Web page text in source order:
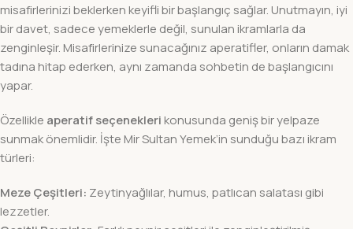
misafirlerinizi beklerken keyifli bir başlangıç sağlar. Unutmayın, iyi
bir davet, sadece yemeklerle değil, sunulan ikramlarla da
zenginleşir. Misafirlerinize sunacağınız aperatifler, onların damak
tadına hitap ederken, aynı zamanda sohbetin de başlangıcını
yapar.
Özellikle aperatif seçenekleri konusunda geniş bir yelpaze
sunmak önemlidir. İşte Mir Sultan Yemek’in sunduğu bazı ikram
türleri:
Meze Çeşitleri: Zeytinyağlılar, humus, patlıcan salatası gibi
lezzetler.